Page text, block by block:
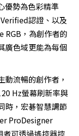
優勢為色彩精準
認證、以及
RGB，為創作者的
廣色域更能為每個
流暢的創作者，
Hz螢幕刷新率與
時，宏碁智慧調節
ProDesigner
者可透過遙控器控